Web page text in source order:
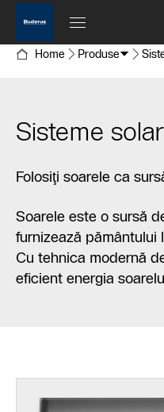
Home Produse
Sisteme
Folosiţi soarele ca
Soarele este o sursă
furnizează pământului
Cu tehnica modernă
eficient energia